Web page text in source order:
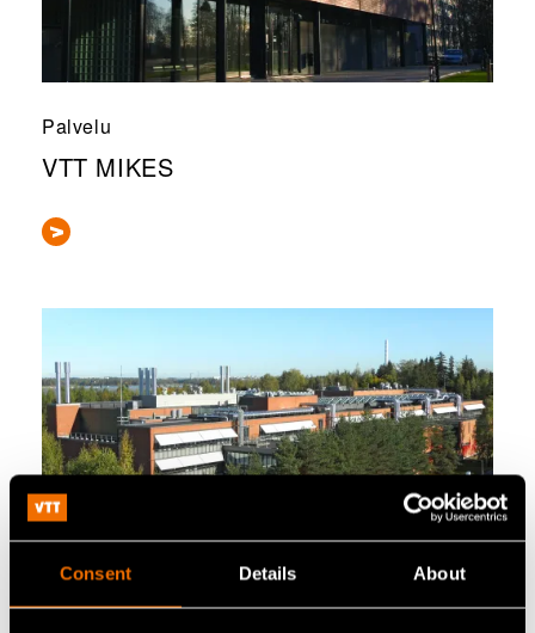
Consent Details About
Palvelu
VTT MIKES
Palvelu